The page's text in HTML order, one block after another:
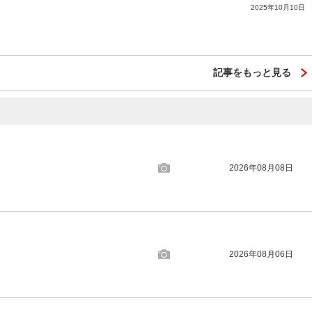
2025年10月10日
記事をもっと見る
2026年08月08日
2026年08月06日